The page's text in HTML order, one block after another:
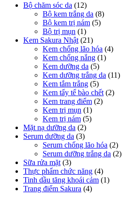
Bộ chăm sóc da (12)
Bộ kem trắng da (8)
Bộ kem trị nám (5)
Bộ trị mụn (1)
Kem Sakura Nhật (21)
Kem chống lão hóa (4)
Kem chống nắng (1)
Kem dưỡng da (5)
Kem dưỡng trắng da (11)
Kem tắm trắng (5)
Kem tẩy tế bào chết (2)
Kem trang điểm (2)
Kem trị mụn (1)
Kem trị nám (5)
Mặt nạ dưỡng da (2)
Serum dưỡng da (3)
Serum chống lão hóa (2)
Serum dưỡng trắng da (2)
Sữa rửa mặt (3)
Thực phẩm chức năng (4)
Tinh dầu tăng khoái cảm (1)
Trang điểm Sakura (4)